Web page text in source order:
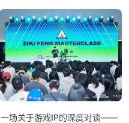
一场关于游戏IP的深度对谈——